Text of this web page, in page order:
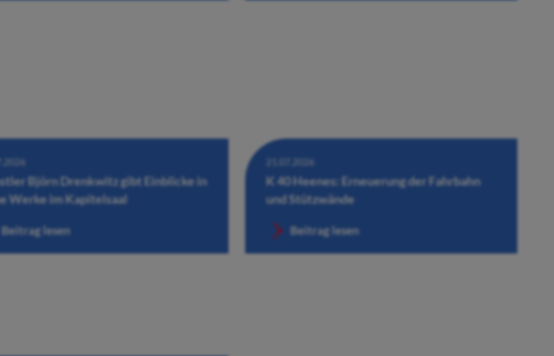
Björn Drenkwitz gibt Einblicke in
Werke im Kapitelsaal
Beitrag lesen
21.07.2026
K 40 Heenes: Erneuerung der Fahrbahn
und Stützwände
Beitrag lesen